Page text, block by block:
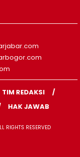
TIM REDAKSI
HAK JAWAB
RIGHTS RESERVED